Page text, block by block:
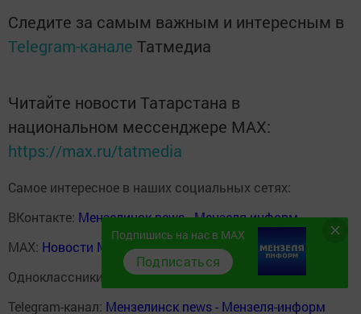
Следите за самым важным и интересным в
Telegram-канале Татмедиа
Читайте новости Татарстана в
национальном мессенджере MАХ:
https://max.ru/tatmedia
Самое интересное в наших социальных сетях:
ВКонтакте: Мензелинск news - Мензеля-информ
MAX: Новости Мензелинска - Мензеля онлайн
Одноклассники:
ok.ru/menzelinsk
Telegram-канал: Мензелинск news - Мензеля-информ
Подпишись на нас в MAX
Подписаться